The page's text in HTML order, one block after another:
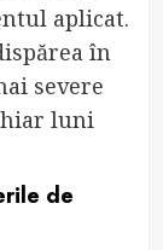
aplicat.
în
severe
luni
de